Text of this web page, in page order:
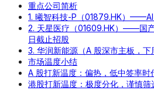
重点公司简析
1. 曦智科技-P（01879.HK）
2. 天星医疗（01609.HK）——国
日截止招股
3. 华润新能源（A 股深市主板，下
市场温度小结
A 股打新温度：偏热，低中签率时
港股打新温度：极度分化，谨慎筛